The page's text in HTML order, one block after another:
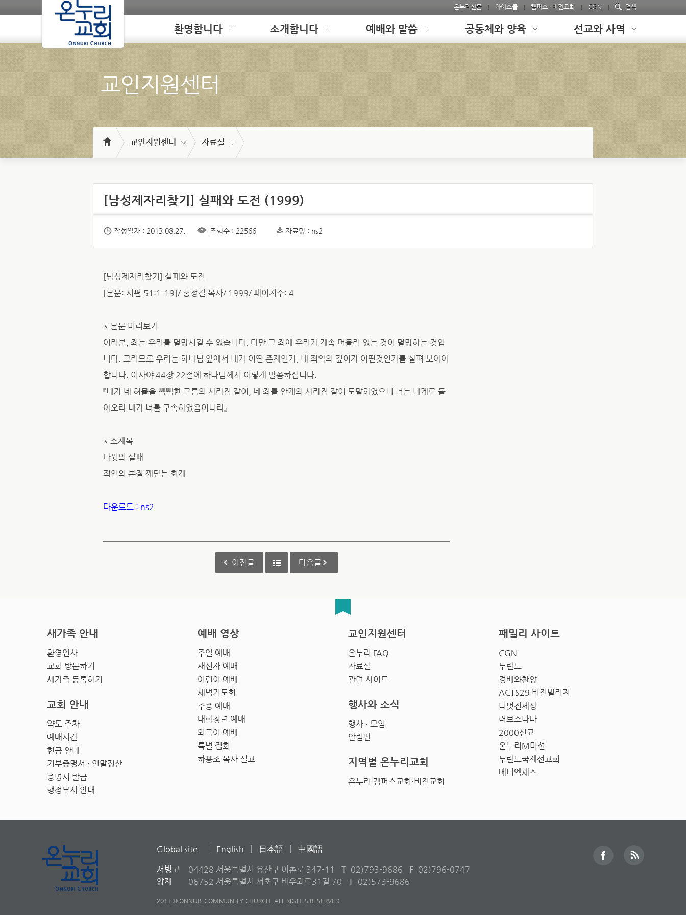
온누리신문 아이스쿨 캠퍼스 · 비전교회 CGN 검색
Loading 환영합니다 소개합니다 예배와 말씀 공동체와 양육 선교와 사역
교인지원센터
교인지원센터 자료실
[남성제자리찾기] 실패와 도전 (1999)
작성일자 : 2013.08.27. 조회수 : 22566 자료명 : ns2
[남성제자리찾기] 실패와 도전
[본문: 시편 51:1-19]/ 홍정길 목사/ 1999/ 페이지수: 4
* 본문 미리보기
여러분, 죄는 우리를 멸망시킬 수 없습니다. 다만 그 죄에 우리가 계속 머물러 있는 것이 멸망하는 것입
니다. 그러므로 우리는 하나님 앞에서 내가 어떤 존재인가, 내 죄악의 깊이가 어떤것인가를 살펴 보아야
합니다. 이사야 44장 22절에 하나님께서 이렇게 말씀하십니다.
『내가 네 허물을 빽빽한 구름의 사라짐 같이, 네 죄를 안개의 사라짐 같이 도말하였으니 너는 내게로 돌
아오라 내가 너를 구속하였음이니라』
* 소제목
다윗의 실패
죄인의 본질 깨닫는 회개
다운로드 : ns2
이전글 다음글
새가족 안내
환영인사
교회 방문하기
새가족 등록하기
예배 영상
주일 예배
새신자 예배
어린이 예배
새벽기도회
주중 예배
대학청년 예배
외국어 예배
특별 집회
하용조 목사 설교
교인지원센터
온누리 FAQ
자료실
관련 사이트
패밀리 사이트
CGN
두란노
경배와찬양
ACTS29 비전빌리지
더멋진세상
러브소나타
2000선교
온누리M미션
두란노국제선교회
메디엑세스
교회 안내
약도 주차
예배시간
헌금 안내
기부증명서 · 연말정산
증명서 발급
행정부서 안내
행사와 소식
행사 · 모임
알림판
지역별 온누리교회
온누리 캠퍼스교회·비전교회
Global site English 日本語 中國語
서빙고 04428 서울특별시 용산구 이촌로 347-11 T 02)793-9686 F 02)796-0747
양재
06752 서울특별시 서초구 바우뫼로31길 70 T 02)573-9686
2013 © ONNURI COMMUNITY CHURCH. ALL RIGHTS RESERVED